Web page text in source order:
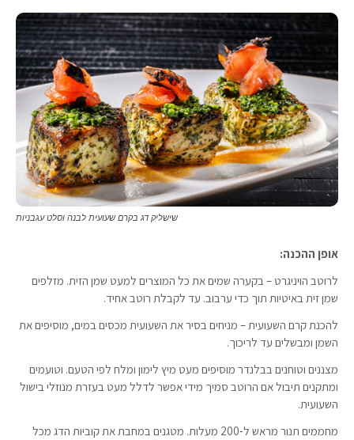
שישליק דג בקרם שעועית לבנה וסלט עגבניות
אופן ההכנה:
לרוטב הויניגרט – בקערה שמים את כל המוצרים למעט שמן הזית. מזלפים
שמן זית באיטיות תוך כדי ערבוב. עד לקבלת רוטב אחיד.
להכנת קרם השעועית – מניחים בסיר את השעועית מכסים במים, מוסיפים את
השמן ומבשלים עד לריכוך.
מצננים וטוחנים בבלנדר מוסיפים מעט מיץ לימון ומלח לפי הטעם. וטועמים
ומתקנים תיבול אם הרוטב סמיך מידי אפשר לדלל מעט בעזרת מנוזלי בישול
השעועית.
מחממים תנור מראש ל-200 מעלות. מטגנים במחבת את קוביות הדג מכל